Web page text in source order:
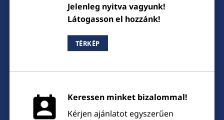
Jelenleg nyitva vagyunk!
Látogasson el hozzánk!
TÉRKÉP
Keressen minket bizalommal!
Kérjen ajánlatot egyszerűen